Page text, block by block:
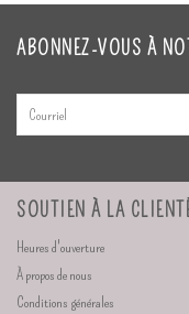
ABONNEZ-VOUS À
SOUTIEN À LA
Heures d'ouverture
À propos de nous
Conditions générales